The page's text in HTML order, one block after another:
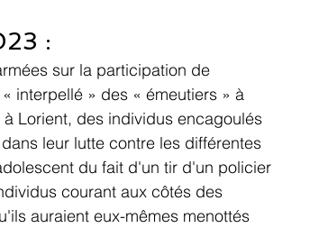
:
sur la participation de
interpellé » des « émeutiers » à
Lorient, des individus encagoulés
leur lutte contre les différentes
du fait d'un tir d'un policier
courant aux côtés des
auraient eux-mêmes menottés